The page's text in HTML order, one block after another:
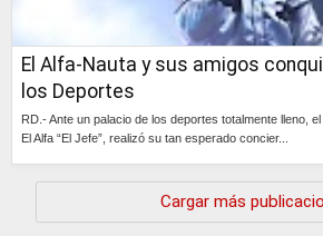
El Alfa-Nauta y sus amigos
los Deportes
RD.- Ante un palacio de los deportes totalmente lleno,
El Alfa “El Jefe”, realizó su tan esperado concier...
Cargar más